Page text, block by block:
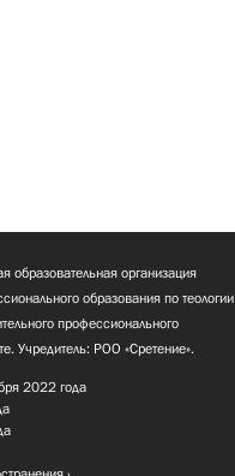
организация
образования по теологии
профессионального
Учредитель: РОО «Сретение».
2022 года